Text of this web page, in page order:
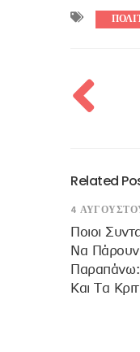
Related
4
Ποιοι
Να
Και Τα